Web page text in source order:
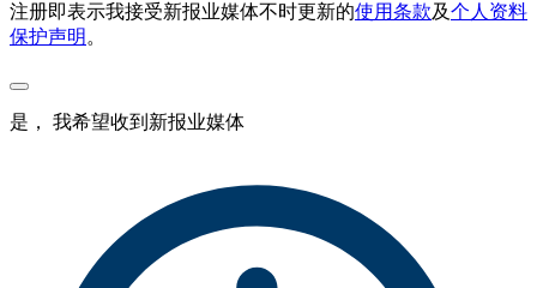
注册即表示我接受新报业媒体不时更新的使用条款及个人资料
保护声明 。
是， 我希望收到新报业媒体